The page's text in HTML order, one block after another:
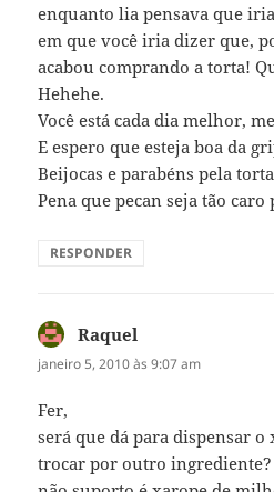
enquanto lia pensava que
em que você iria dizer que,
acabou comprando a torta!
Hehehe.
Você está cada dia melhor,
E espero que esteja boa da
Beijocas e parabéns pela
Pena que pecan seja tão caro
RESPONDER
Raquel
janeiro 5, 2010 às 9:07 am
Fer,
será que dá para dispensar
trocar por outro ingrediente?